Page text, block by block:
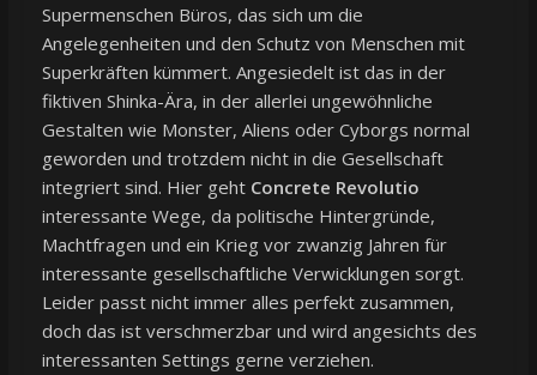
Supermenschen Büros, das sich um die
Angelegenheiten und den Schutz von Menschen mit
Superkräften kümmert. Angesiedelt ist das in der
fiktiven Shinka-Ära, in der allerlei ungewöhnliche
Gestalten wie Monster, Aliens oder Cyborgs normal
geworden und trotzdem nicht in die Gesellschaft
integriert sind. Hier geht Concrete Revolutio
interessante Wege, da politische Hintergründe,
Machtfragen und ein Krieg vor zwanzig Jahren für
interessante gesellschaftliche Verwicklungen sorgt.
Leider passt nicht immer alles perfekt zusammen,
doch das ist verschmerzbar und wird angesichts des
interessanten Settings gerne verziehen.